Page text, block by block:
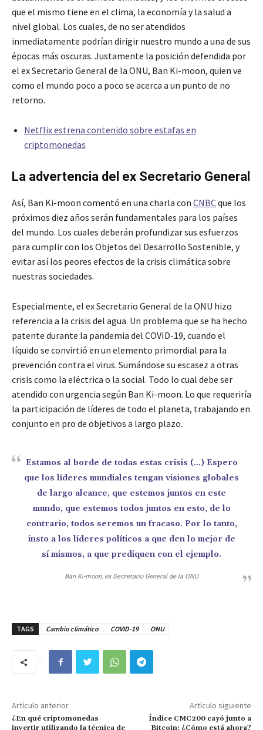
que el mismo tiene en el clima, la economía y la salud a
nivel global. Los cuales, de no ser atendidos
inmediatamente podrían dirigir nuestro mundo a una de sus
épocas más oscuras. Justamente la posición defendida por
el ex Secretario General de la ONU, Ban Ki-moon, quien ve
como el mundo poco a poco se acerca a un punto de no
retorno.
Netflix estrena contenido sobre estafas en
criptomonedas
La advertencia del ex Secretario General
Así, Ban Ki-moon comentó en una charla con CNBCque los
próximos diez años serán fundamentales para los países
del mundo. Los cuales deberán profundizar sus esfuerzos
para cumplir con los Objetos del Desarrollo Sostenible, y
evitar así los peores efectos de la crisis climática sobre
nuestras sociedades.
Especialmente, el ex Secretario General de la ONU hizo
referencia a la crisis del agua. Un problema que se ha hecho
patente durante la pandemia del COVID-19, cuando el
líquido se convirtió en un elemento primordial para la
prevención contra el virus. Sumándose su escasez a otras
crisis como la eléctrica o la social. Todo lo cual debe ser
atendido con urgencia según Ban Ki-moon. Lo que requeriría
la participación de líderes de todo el planeta, trabajando en
conjunto en pro de objetivos a largo plazo.
Estamos al borde de todas estas crisis (…) Espero
que los líderes mundiales tengan visiones globales
de largo alcance, que estemos juntos en este
mundo, que estemos todos juntos en esto, de lo
contrario, todos seremos un fracaso. Por lo tanto,
insto a los líderes políticos a que den lo mejor de
sí mismos, a que prediquen con el ejemplo.
Ban Ki-moon, ex Secretario General de la ONU
TAGS Cambio climático COVID-19 ONU
Artículo anterior
¿En qué criptomonedas
invertir utilizando la técnica de
Artículo siguiente
Índice CMC200 cayó junto a
Bitcoin: ¿Cómo está ahora?